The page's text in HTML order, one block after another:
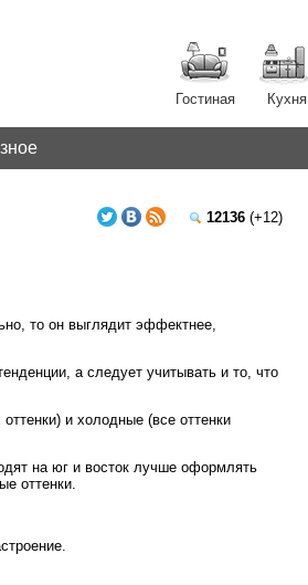
Гостиная Кухня
12136 (+12)
то он выглядит эффектнее,
а следует учитывать и то, что
и холодные (все оттенки
на юг и восток лучше оформлять
оттенки.